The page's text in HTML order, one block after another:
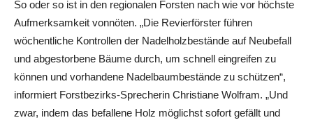
So oder so ist in den regionalen Forsten nach wie vor höchste
Aufmerksamkeit vonnöten. „Die Revierförster führen
wöchentliche Kontrollen der Nadelholzbestände auf Neubefall
und abgestorbene Bäume durch, um schnell eingreifen zu
können und vorhandene Nadelbaumbestände zu schützen“,
informiert Forstbezirks-Sprecherin Christiane Wolfram. „Und
zwar, indem das befallene Holz möglichst sofort gefällt und